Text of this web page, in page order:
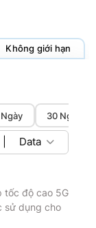
Không giới hạn
30 Ngày
Data
tốc độ cao 5G
sử dụng cho